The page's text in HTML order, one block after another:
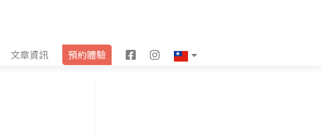
文章資訊 預約體驗
F
I